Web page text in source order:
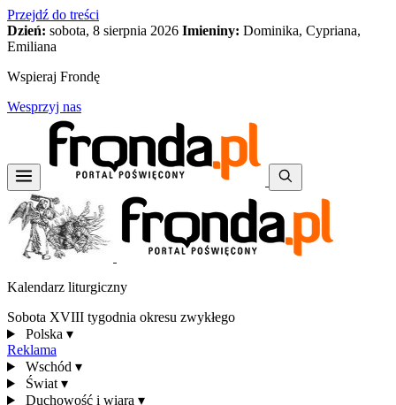
Przejdź do treści
Dzień: sobota, 8 sierpnia 2026 Imieniny: Dominika, Cypriana,
Emiliana
Wspieraj Frondę
Wesprzyj nas
Kalendarz liturgiczny
Sobota XVIII tygodnia okresu zwykłego
Polska ▾
Reklama
Wschód ▾
Świat ▾
Duchowość i wiara ▾